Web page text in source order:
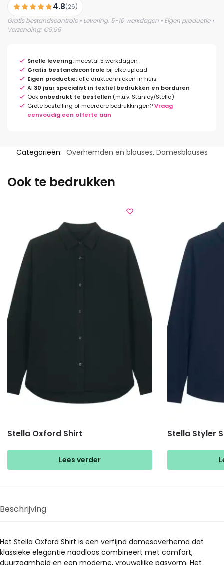
4.8(26)
Gratis bestandscontrole • Levering: 5-10 werkdagen • Eigen productie •
Verzending: €9,95
Snelle levering:meestal 5 werkdagen
Gratis bestandscontrole bij elke upload
Eigen productie: alle druktechnieken in huis
Al 30 jaar specialist in textiel bedrukken en borduren
Ookonbedrukt te bestellen (m.u.v. Stanley/Stella)
Grote bestelling of meerdere bedrukkingen?Vraag
eenvoudig een offerte aan
Categorieën: Overhemden en blouses, Damesblouses
Ook te bedrukken
Stella Oxford Shirt
Lees verder
Stella Styler
Beschrijving
Het Stella Oxford Shirt is een verfijnd damesoverhemd dat
klassieke elegantie naadloos combineert met comfort,